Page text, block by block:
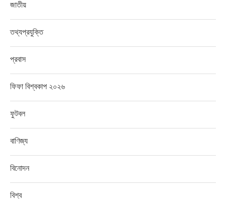
জাতীয়
তথ্যপ্রযুক্তি
প্রবাস
ফিফা বিশ্বকাপ ২০২৬
ফুটবল
বাণিজ্য
বিনোদন
বিশ্ব